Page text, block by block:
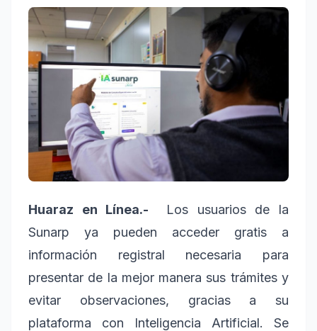
Huaraz en Línea.- Los usuarios de la
Sunarp ya pueden acceder gratis a
información registral necesaria para
presentar de la mejor manera sus trámites y
evitar observaciones, gracias a su
plataforma con Inteligencia Artificial. Se